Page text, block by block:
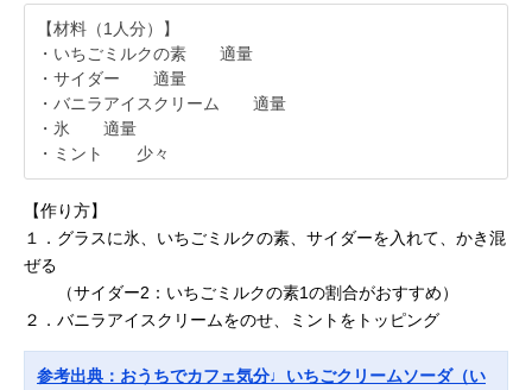
【材料（1人分）】
・いちごミルクの素 適量
・サイダー 適量
・バニラアイスクリーム 適量
・氷 適量
・ミント 少々
【作り方】
１．グラスに氷、いちごミルクの素、サイダーを入れて、かき混
ぜる
（サイダー2：いちごミルクの素1の割合がおすすめ）
２．バニラアイスクリームをのせ、ミントをトッピング
参考出典：おうちでカフェ気分♩いちごクリームソーダ（い